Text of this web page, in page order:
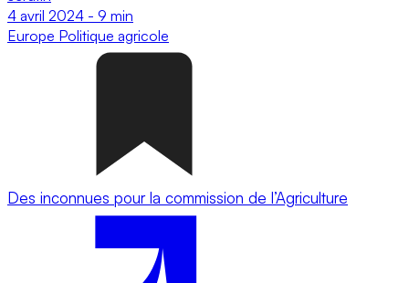
4 avril 2024 - 9 min
Europe Politique agricole
Des inconnues pour la commission de l’Agriculture